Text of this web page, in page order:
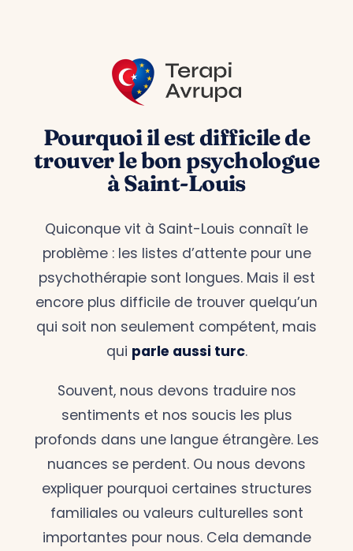
Pourquoi il est difficile de
trouver le bon psychologue
à Saint-Louis
Quiconque vit à Saint-Louis connaît le
problème : les listes d’attente pour une
psychothérapie sont longues. Mais il est
encore plus difficile de trouver quelqu’un
qui soit non seulement compétent, mais
qui parle aussi turc.
Souvent, nous devons traduire nos
sentiments et nos soucis les plus
profonds dans une langue étrangère. Les
nuances se perdent. Ou nous devons
expliquer pourquoi certaines structures
familiales ou valeurs culturelles sont
importantes pour nous. Cela demande